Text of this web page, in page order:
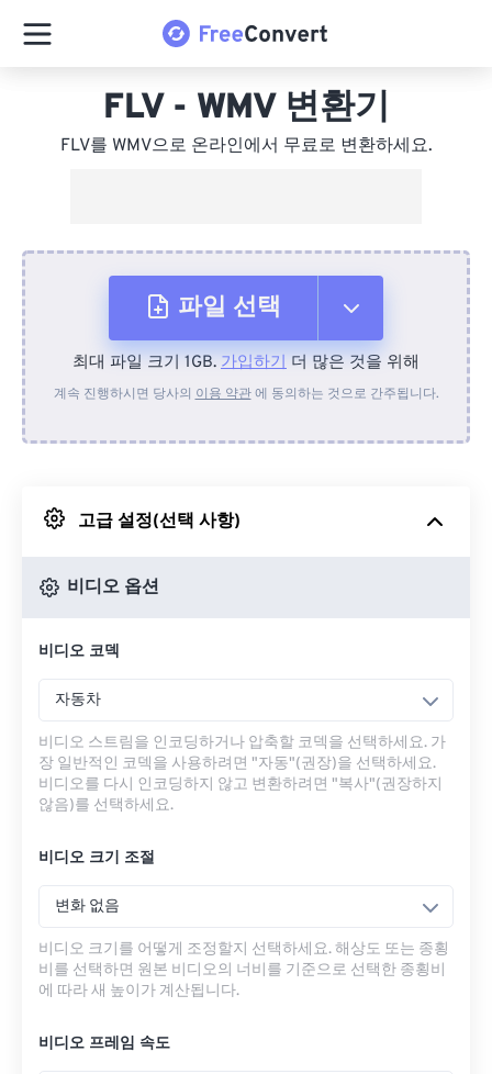
FLV - WMV 변환기
FLV를 WMV으로 온라인에서 무료로 변환하세요.
파일 선택
장치에서
Google 드라이브에서
최대 파일 크기 1GB. 가입하기 더 많은 것을 위해
계속 진행하시면 당사의 이용 약관에 동의하는 것으로 간주됩니다.
고급 설정(선택 사항)
비디오 옵션
비디오 코덱
자동차
비디오 스트림을 인코딩하거나 압축할 코덱을 선택하세요. 가
장 일반적인 코덱을 사용하려면 "자동"(권장)을 선택하세요.
비디오를 다시 인코딩하지 않고 변환하려면 "복사"(권장하지
않음)를 선택하세요.
비디오 크기 조절
변화 없음
비디오 크기를 어떻게 조정할지 선택하세요. 해상도 또는 종횡
비를 선택하면 원본 비디오의 너비를 기준으로 선택한 종횡비
에 따라 새 높이가 계산됩니다.
비디오 프레임 속도